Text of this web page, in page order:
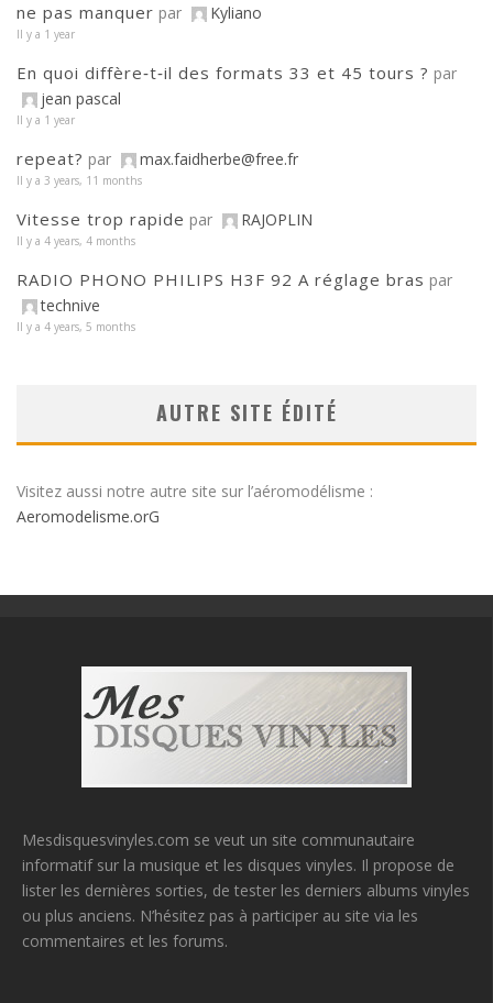
ne pas manquer par Kyliano
Il y a 1 year
En quoi diffère‑t‑il des formats 33 et 45 tours ? par
jean pascal
Il y a 1 year
repeat? par max.faidherbe@free.fr
Il y a 3 years, 11 months
Vitesse trop rapide par RAJOPLIN
Il y a 4 years, 4 months
RADIO PHONO PHILIPS H3F 92 A réglage bras par
technive
Il y a 4 years, 5 months
AUTRE SITE ÉDITÉ
Visitez aussi notre autre site sur l’aéromodélisme :
Aeromodelisme.orG
Mesdisquesvinyles.com se veut un site communautaire
informatif sur la musique et les disques vinyles. Il propose de
lister les dernières sorties, de tester les derniers albums vinyles
ou plus anciens. N’hésitez pas à participer au site via les
commentaires et les forums.